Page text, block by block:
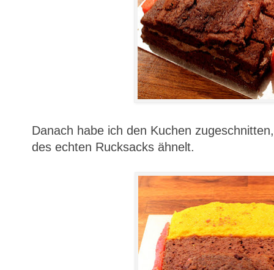
Danach habe ich den Kuchen
des echten Rucksacks ähnelt.